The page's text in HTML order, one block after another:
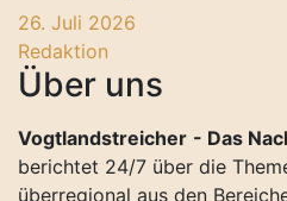
26. Juli 2026
Redaktion
Über uns
Vogtlandstreicher - Das
berichtet 24/7 über die
überregional aus den